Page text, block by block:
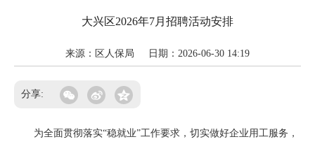
大兴区2026年7月招聘活动安排
来源：区人保局 日期：2026-06-30 14:19
分享:
为全面贯彻落实“稳就业”工作要求，切实做好企业用工服务，